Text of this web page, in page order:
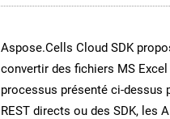
Aspose.Cells Cloud SDK
convertir des fichiers MS
processus présenté ci-dessus
REST directs ou des SDK, les